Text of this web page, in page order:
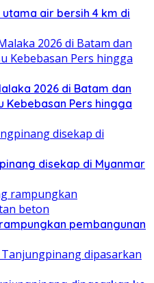
air bersih 4 km di
2026 di Batam dan
Kebebasan Pers hingga
disekap di Myanmar
pembangunan